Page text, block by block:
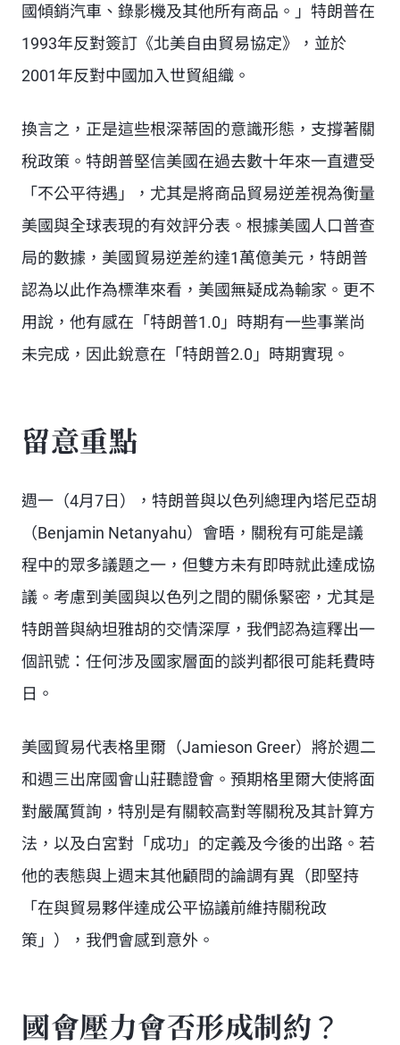
國傾銷汽車、錄影機及其他所有商品。」特朗普在
1993年反對簽訂《北美自由貿易協定》，並於
2001年反對中國加入世貿組織。
換言之，正是這些根深蒂固的意識形態，支撐著關
稅政策。特朗普堅信美國在過去數十年來一直遭受
「不公平待遇」，尤其是將商品貿易逆差視為衡量
美國與全球表現的有效評分表。根據美國人口普查
局的數據，美國貿易逆差約達1萬億美元，特朗普
認為以此作為標準來看，美國無疑成為輸家。更不
用說，他有感在「特朗普1.0」時期有一些事業尚
未完成，因此銳意在「特朗普2.0」時期實現。
留意重點
週一（4月7日），特朗普與以色列總理內塔尼亞胡
（Benjamin Netanyahu）會晤，關稅有可能是議
程中的眾多議題之一，但雙方未有即時就此達成協
議。考慮到美國與以色列之間的關係緊密，尤其是
特朗普與納坦雅胡的交情深厚，我們認為這釋出一
個訊號：任何涉及國家層面的談判都很可能耗費時
日。
美國貿易代表格里爾（Jamieson Greer）將於週二
和週三出席國會山莊聽證會。預期格里爾大使將面
對嚴厲質詢，特別是有關較高對等關稅及其計算方
法，以及白宮對「成功」的定義及今後的出路。若
他的表態與上週末其他顧問的論調有異（即堅持
「在與貿易夥伴達成公平協議前維持關稅政
策」），我們會感到意外。
國會壓力會否形成制約？